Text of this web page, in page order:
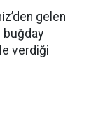
gelen
buğday
verdiği